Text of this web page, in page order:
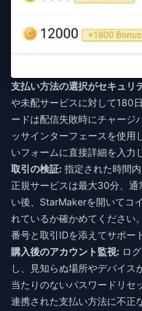
支払い方法の選択がセキュリ
や未配サービスに対して180
ードは配信失敗時にチャージ
ッサインターフェースを使用
いフォームに直接詳細を入力
取引の検証: 指定された時間
正規サービスは最大30分、
い後、StarMakerを開いてコ
れているか確かめてください
番号と取引IDを添えてサポー
購入後のアカウント監視: ロ
し、見知らぬ場所やデバイス
当たりのないパスワードリセ
連携された支払い方法に不正